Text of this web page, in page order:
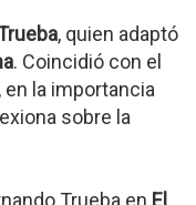
, quien adaptó
. Coincidió con el
en la importancia
sobre la
Trueba en El